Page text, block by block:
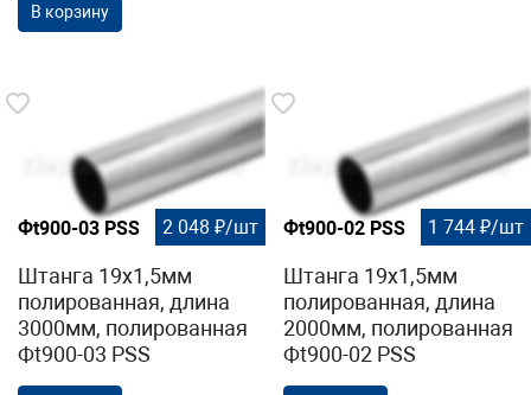
В корзину
Фt900-03 PSS 2 048 ₽/шт
Штанга 19х1,5мм
полированная, длина
3000мм, полированная
Фt900-03 PSS
Фt900-02 PSS 1 744 ₽/шт
Штанга 19х1,5мм
полированная, длина
2000мм, полированная
Фt900-02 PSS